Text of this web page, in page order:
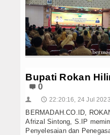
Bupati Rokan
0
👤 🕔 22:20:16, 24 Jul 2023
BERMADAH.CO.ID,
Afrizal Sintong, S.IP
Penyelesaian dan